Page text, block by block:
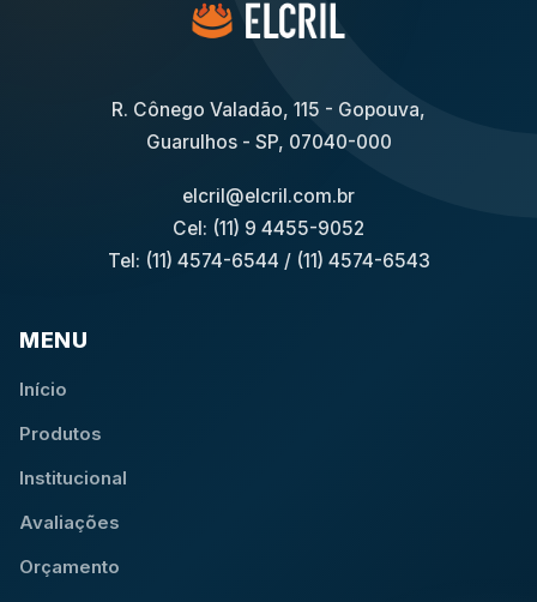
R. Cônego Valadão, 115 - Gopouva,
Guarulhos - SP, 07040-000
elcril@elcril.com.br
Cel: (11) 9 4455-9052
Tel: (11) 4574-6544 / (11) 4574-6543
MENU
Início
Produtos
Institucional
Avaliações
Orçamento